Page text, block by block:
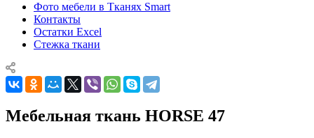
Фото мебели в Тканях Smart
Контакты
Остатки Excel
Стежка ткани
Мебельная ткань HORSE 47